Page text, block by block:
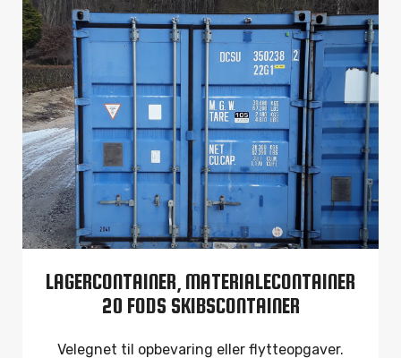
LAGERCONTAINER, MATERIALECONTAINER
20 FODS SKIBSCONTAINER
Velegnet til opbevaring eller flytteopgaver.